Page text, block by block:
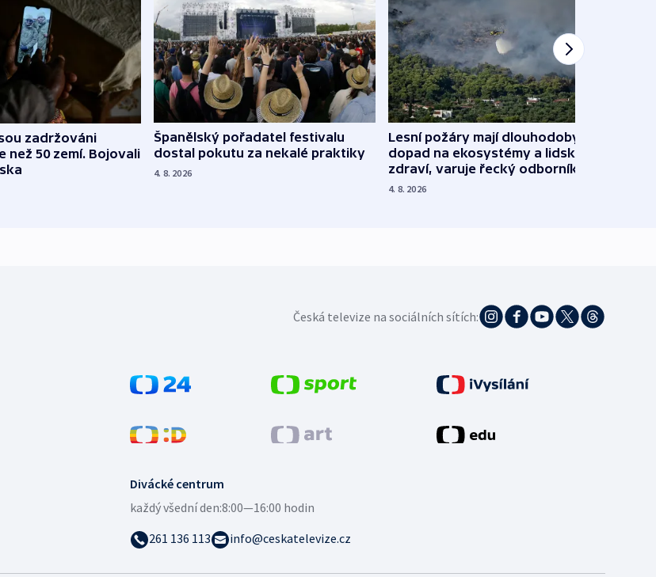
zadržováni
než 50 zemí. Bojovali
Španělský pořadatel festivalu
dostal pokutu za nekalé praktiky
4. 8. 2026
Lesní požáry mají dlouhodobý
dopad na ekosystémy a lidské
zdraví, varuje řecký odborník
4. 8. 2026
Česká televize na sociálních sítích:
Divácké centrum
každý všední den:8:00—16:00 hodin
261 136 113
info@ceskatelevize.cz